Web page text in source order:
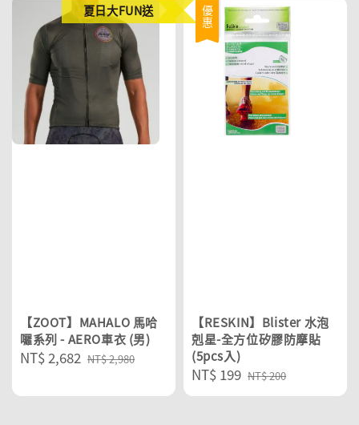
夏日大FUN送
【ZOOT】MAHALO 馬哈
囉系列 - AERO車衣 (男)
Sale
NT$ 2,682 Regular
NT$ 2,980
優惠
【RESKIN】Blister 水泡
剋星-全方位矽膠防摩貼
(5pcs入)
Sale
price
NT$ 199 Regular
price
NT$ 200